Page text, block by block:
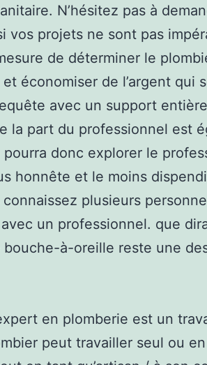
N’hésitez pas à
vos projets ne sont pas
de déterminer le
économiser de l’argent qui
avec un support
la part du professionnel est
donc explorer le
honnête et le moins
plusieurs
un professionnel. que
bouche-à-oreille reste une
en plomberie est un
peut travailler seul ou